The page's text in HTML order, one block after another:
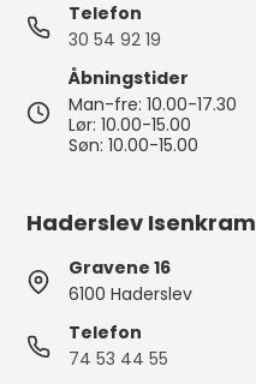
Telefon
30 54 92 19
Åbningstider
Man-fre: 10.00-17.30
Lør: 10.00-15.00
Søn: 10.00-15.00
Haderslev Isenkram
Gravene 16
6100 Haderslev
Telefon
74 53 44 55